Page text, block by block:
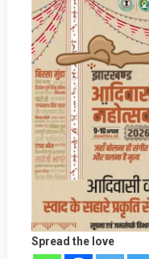
Spread the love